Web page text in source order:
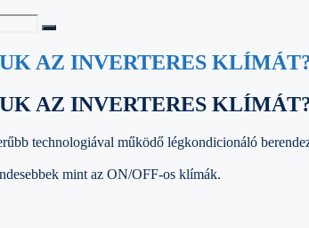
AZ INVERTERES
AZ INVERTERES
technologiával működő légkondicionáló
mint az ON/OFF-os klímák.